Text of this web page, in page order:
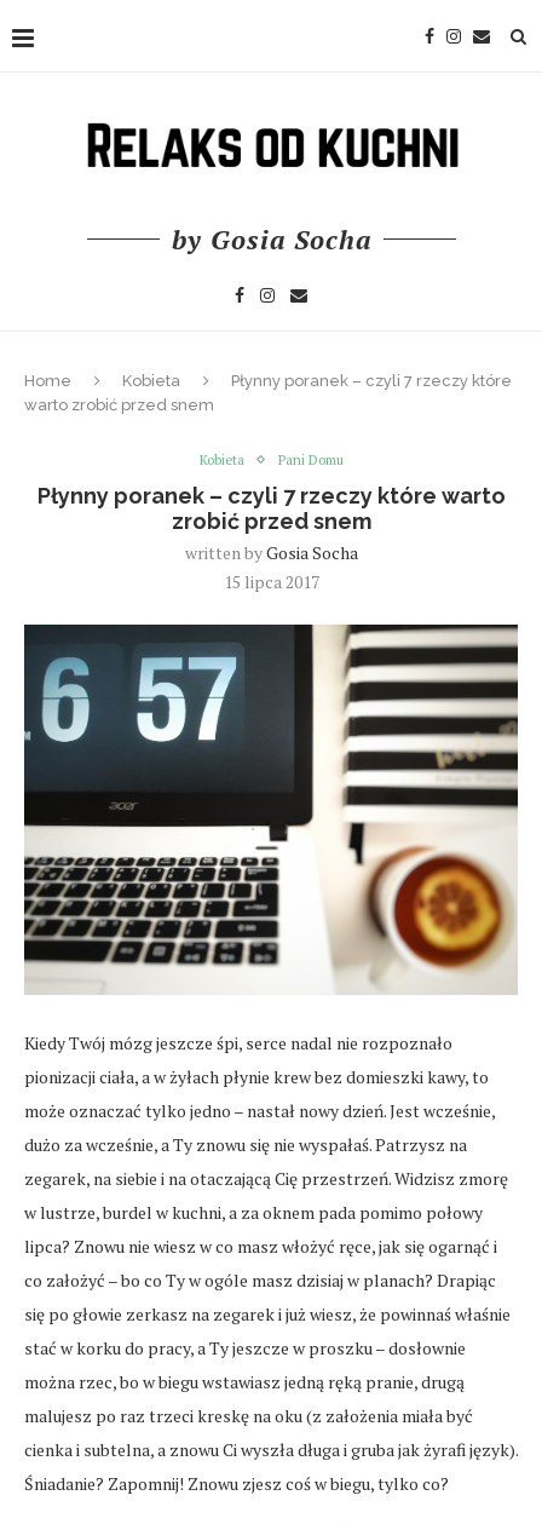
by Gosia Socha
Home Kobieta
Płynny poranek – czyli 7 rzeczy które
warto zrobić przed snem
Kobieta Pani Domu
Płynny poranek – czyli 7 rzeczy które warto
zrobić przed snem
written byGosia Socha
15 lipca 2017
Kiedy Twój mózg jeszcze śpi, serce nadal nie rozpoznało
pionizacji ciała, a w żyłach płynie krew bez domieszki kawy, to
może oznaczać tylko jedno – nastał nowy dzień. Jest wcześnie,
dużo za wcześnie, a Ty znowu się nie wyspałaś. Patrzysz na
zegarek, na siebie i na otaczającą Cię przestrzeń. Widzisz zmorę
w lustrze, burdel w kuchni, a za oknem pada pomimo połowy
lipca? Znowu nie wiesz w co masz włożyć ręce, jak się ogarnąć i
co założyć – bo co Ty w ogóle masz dzisiaj w planach? Drapiąc
się po głowie zerkasz na zegarek i już wiesz, że powinnaś właśnie
stać w korku do pracy, a Ty jeszcze w proszku – dosłownie
można rzec, bo w biegu wstawiasz jedną ręką pranie, drugą
malujesz po raz trzeci kreskę na oku (z założenia miała być
cienka i subtelna, a znowu Ci wyszła długa i gruba jak żyrafi język).
Śniadanie? Zapomnij! Znowu zjesz coś w biegu, tylko co?